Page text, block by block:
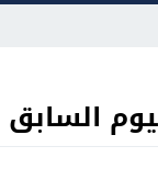
السابق